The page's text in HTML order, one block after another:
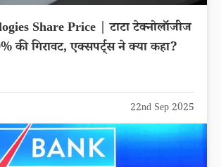
Share Price | टाटा टेक्नोलॉजीज
की गिरावट, एक्सपर्ट्स ने क्या कहा?
22nd Sep 2025